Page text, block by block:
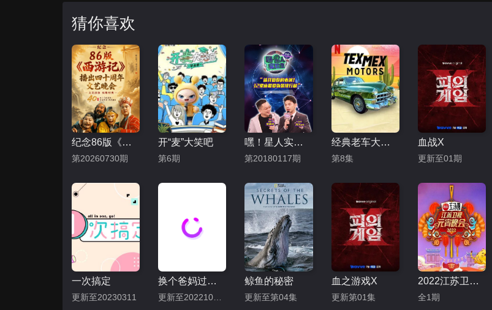
猜你喜欢
纪念86版《西游记》播出四十周年文艺晚会
第20260730期
开“麦”大笑吧
第6期
嘿！星人实验室
第20180117期
经典老车大翻修第二季
第8集
血战X
更新至01期
一次搞定
更新至20230311
换个爸妈过几天 鲸鱼的秘密
更新至第04集
血之游戏X
更新第01集
2022江苏卫视元宵晚会
全1期